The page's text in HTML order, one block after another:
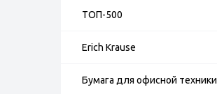
ТОП-500
Erich Krause
Бумага для офисной техники